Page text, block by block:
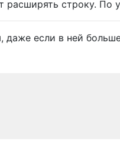
расширять строку. По
даже если в ней